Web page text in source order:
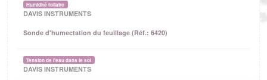
Humidité foliaire
DAVIS INSTRUMENTS
Sonde d'humectation du feuillage (Réf.: 6420)
Tension de l'eau dans le sol
DAVIS INSTRUMENTS